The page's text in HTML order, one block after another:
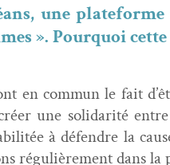
une
». Pourquoi
en com­mun le fait
une sol­i­dar­ité entre
à défendre la
régulière­ment dans